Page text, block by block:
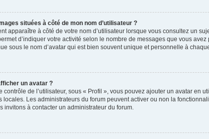
situées à côté de mon nom d’utilisateur ?
apparaître à côté de votre nom d’utilisateur lorsque vous consultez un
d’indiquer votre activité selon le nombre de messages que vous
sous le nom d’avatar qui est bien souvent unique et personnelle à
un avatar ?
contrôle de l’utilisateur, sous « Profil », vous pouvez ajouter un avatar en
locales. Les administrateurs du forum peuvent activer ou non la
invitons à contacter un administrateur du forum.